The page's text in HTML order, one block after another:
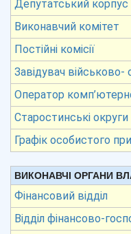
Депутатський корпус
Виконавчий комітет
Постійні комісії
Завідувач військово-
Оператор
Старостинські округи
Графік особистого
ВИКОНАВЧІ ОРГАНИ
Фінансовий відділ
Відділ фінансово-